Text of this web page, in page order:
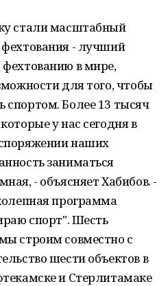
стали масштабный
- лучший
в мире,
для того, чтобы
Более 13 тысяч
у нас сегодня в
наших
заниматься
- объясняет Хабибов. -
программа
спорт". Шесть
строим совместно с
шести объектов в
и Стерлитамаке